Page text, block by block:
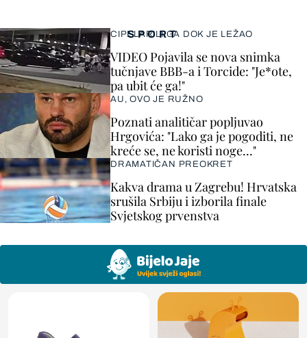
SPORT
CIPELARILI GA DOK JE LEŽAO
VIDEO Pojavila se nova snimka
tučnjave BBB-a i Torcide: "Je*ote,
pa ubit će ga!"
AU, OVO JE RUŽNO
Poznati analitičar popljuvao
Hrgovića: "Lako ga je pogoditi, ne
kreće se, ne koristi noge..."
DRAMATIČAN PREOKRET
Kakva drama u Zagrebu! Hrvatska
srušila Srbiju i izborila finale
Svjetskog prvenstva